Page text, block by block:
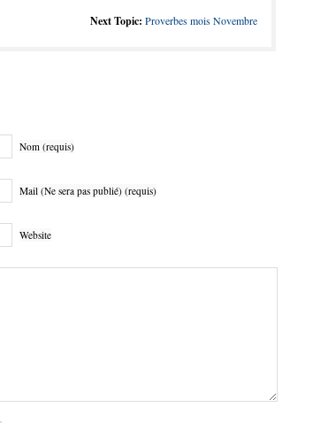
Next Topic: Proverbes mois Novembre
Nom (requis)
Mail (Ne sera pas publié) (requis)
Website